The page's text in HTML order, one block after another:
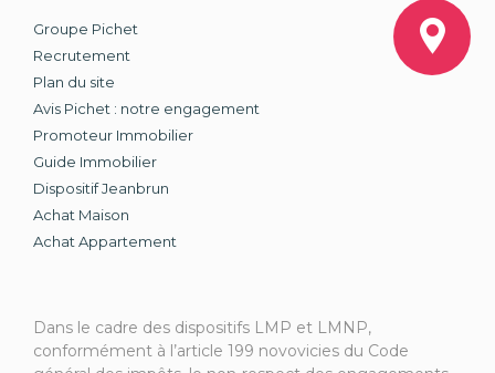
Groupe Pichet
Recrutement
Plan du site
Avis Pichet : notre engagement
Promoteur Immobilier
Guide Immobilier
Dispositif Jeanbrun
Achat Maison
Achat Appartement
Dans le cadre des dispositifs LMP et LMNP,
conformément à l’article 199 novovicies du Code